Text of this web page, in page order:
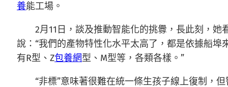
養能工場。
2月11日，談及推動智能化的挑釁，長此刻，她
說：“我們的產物特性化水平太高了，都是依據船
有R型、Z包養網型、M型等，各類各樣。”
“非標”意味著很難在統一條生孩子線上復制，